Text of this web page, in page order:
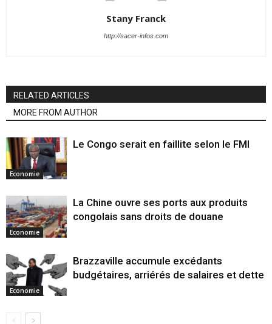
Stany Franck
http://sacer-infos.com
RELATED ARTICLES
MORE FROM AUTHOR
Economie
Le Congo serait en faillite selon le FMI
Economie
La Chine ouvre ses ports aux produits
congolais sans droits de douane
Economie
Brazzaville accumule excédants
budgétaires, arriérés de salaires et dette